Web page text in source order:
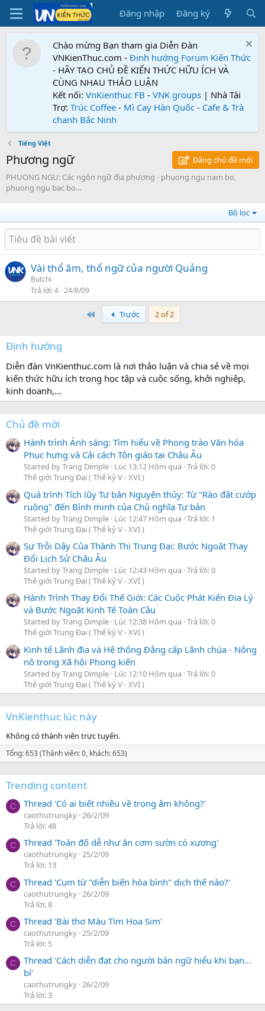
Đăng nhập Đăng ký
Chào mừng Bạn tham gia Diễn Đàn
VNKienThuc.com - Định hướng Forum Kiến Thức
- HÃY TẠO CHỦ ĐỀ KIẾN THỨC HỮU ÍCH VÀ
CÙNG NHAU THẢO LUẬN
Kết nối: VnKienthuc FB - VNK groups | Nhà Tài
Trợ: Trúc Coffee - Mì Cay Hàn Quốc - Cafe & Trà
chanh Bắc Ninh
Tiếng Việt
Phương ngữ
Đăng chủ đề mới
PHUONG NGU: Các ngôn ngữ địa phương - phuong ngu nam bo,
phuong ngu bac bo...
Bộ lọc
Vài thổ âm, thổ ngữ của người Quảng
Butchi
Trả lời 4 24/8/09
Trước 2 of 2
Định hướng
Diễn đàn VnKienthuc.com là nơi thảo luận và chia sẻ về mọi
kiến thức hữu ích trong học tập và cuộc sống, khởi nghiệp,
kinh doanh,...
Chủ đề mới
Hành trình Ánh sáng: Tìm hiểu về Phong trào Văn hóa
Phục hưng và Cải cách Tôn giáo tại Châu Âu
Started by Trang Dimple Lúc 13:12 Hôm qua Trả lời: 0
Thế giới Trung Đại ( Thế kỷ V - XVI )
Quá trình Tích lũy Tư bản Nguyên thủy: Từ "Rào đất cướp
ruộng" đến Bình minh của Chủ nghĩa Tư bản
Started by Trang Dimple Lúc 12:47 Hôm qua Trả lời: 1
Thế giới Trung Đại ( Thế kỷ V - XVI )
Sự Trỗi Dậy Của Thành Thị Trung Đại: Bước Ngoặt Thay
Đổi Lịch Sử Châu Âu
Started by Trang Dimple Lúc 12:43 Hôm qua Trả lời: 0
Thế giới Trung Đại ( Thế kỷ V - XVI )
Hành Trình Thay Đổi Thế Giới: Các Cuộc Phát Kiến Địa Lý
và Bước Ngoặt Kinh Tế Toàn Cầu
Started by Trang Dimple Lúc 12:38 Hôm qua Trả lời: 0
Thế giới Trung Đại ( Thế kỷ V - XVI )
Kinh tế Lãnh địa và Hệ thống Đẳng cấp Lãnh chúa - Nông
nô trong Xã hội Phong kiến
Started by Trang Dimple Lúc 12:10 Hôm qua Trả lời: 0
Thế giới Trung Đại ( Thế kỷ V - XVI )
VnKienthuc lúc này
Không có thành viên trực tuyến.
Tổng: 653 (Thành viên: 0, khách: 653)
Trending content
C Thread 'Có ai biết nhiều về trọng âm không?'
caothutrungky 26/2/09
Trả lời: 48
C Thread 'Toán đố dễ như ăn cơm sườn có xương'
caothutrungky 25/2/09
Trả lời: 13
C Thread 'Cụm từ "diễn biến hòa bình" dịch thế nào?'
caothutrungky 26/2/09
Trả lời: 8
C Thread 'Bài thơ Màu Tím Hoa Sim'
caothutrungky 25/2/09
Trả lời: 5
C
Thread 'Cách diễn đạt cho người bản ngữ hiểu khi bạn…
bí'
caothutrungky 26/2/09
Trả lời: 3